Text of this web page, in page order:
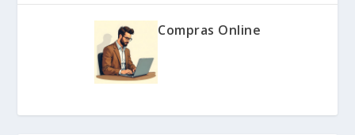
Compras Online